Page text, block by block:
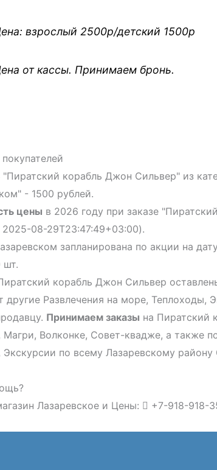
взрослый 2500р/детский 1500р
от кассы. Принимаем бронь.
"Пиратский корабль Джон Сильвер" из
- 1500 рублей.
цены в 2026 году при заказе
2025-08-29T23:47:49+03:00).
запланирована по акции на
шт.
корабль Джон Сильвер
другие Развлечения на море, Теплоходы,
Принимаем заказы на Пиратский
Магри, Волконке, Совет-квадже, а также
Экскурсии по всему Лазаревскому району
Лазаревское и Цены:
+7-918-918-